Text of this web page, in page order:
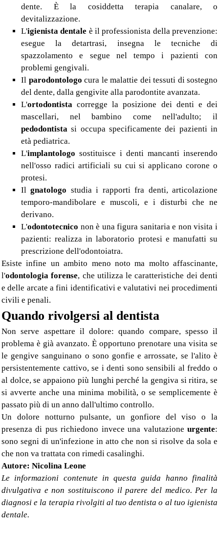
dente. È la cosiddetta terapia canalare, o
devitalizzazione.
L'igienista dentale è il professionista della prevenzione:
esegue la detartrasi, insegna le tecniche di
spazzolamento e segue nel tempo i pazienti con
problemi gengivali.
Il parodontologo cura le malattie dei tessuti di sostegno
del dente, dalla gengivite alla parodontite avanzata.
L'ortodontista corregge la posizione dei denti e dei
mascellari, nel bambino come nell'adulto; il
pedodontista si occupa specificamente dei pazienti in
età pediatrica.
L'implantologo sostituisce i denti mancanti inserendo
nell'osso radici artificiali su cui si applicano corone o
protesi.
Ilgnatologo studia i rapporti fra denti, articolazione
temporo-mandibolare e muscoli, e i disturbi che ne
derivano.
L'odontotecnico non è una figura sanitaria e non visita i
pazienti: realizza in laboratorio protesi e manufatti su
prescrizione dell'odontoiatra.
Esiste infine un ambito meno noto ma molto affascinante,
l'odontologia forense, che utilizza le caratteristiche dei denti
e delle arcate a fini identificativi e valutativi nei procedimenti
civili e penali.
Quando rivolgersi al dentista
Non serve aspettare il dolore: quando compare, spesso il
problema è già avanzato. È opportuno prenotare una visita se
le gengive sanguinano o sono gonfie e arrossate, se l'alito è
persistentemente cattivo, se i denti sono sensibili al freddo o
al dolce, se appaiono più lunghi perché la gengiva si ritira, se
si avverte anche una minima mobilità, o se semplicemente è
passato più di un anno dall'ultimo controllo.
Un dolore notturno pulsante, un gonfiore del viso o la
presenza di pus richiedono invece una valutazione urgente:
sono segni di un'infezione in atto che non si risolve da sola e
che non va trattata con rimedi casalinghi.
Autore: Nicolina Leone
Le informazioni contenute in questa guida hanno finalità
divulgativa e non sostituiscono il parere del medico. Per la
diagnosi e la terapia rivolgiti al tuo dentista o al tuo igienista
dentale.